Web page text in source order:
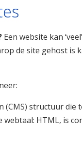
Een website kan
de site gehost is
(CMS) structuur
HTML, is